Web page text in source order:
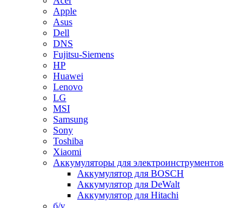
Apple
Asus
Dell
DNS
Fujitsu-Siemens
HP
Huawei
Lenovo
LG
MSI
Samsung
Sony
Toshiba
Xiaomi
Аккумуляторы для электроинструментов
Аккумулятор для BOSCH
Аккумулятор для DeWalt
Аккумулятор для Hitachi
б/у